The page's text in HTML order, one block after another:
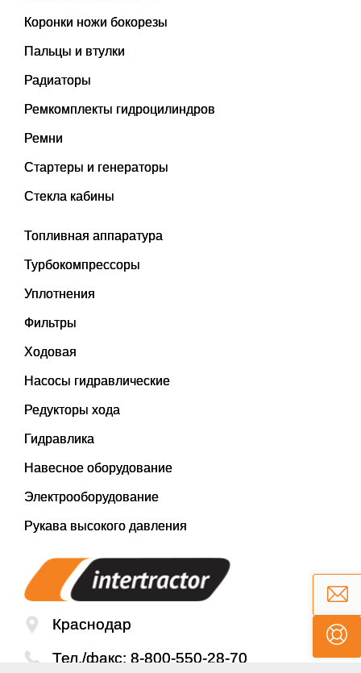
Коронки ножи бокорезы
Пальцы и втулки
Радиаторы
Ремкомплекты гидроцилиндров
Ремни
Стартеры и генераторы
Стекла кабины
Топливная аппаратура
Турбокомпрессоры
Уплотнения
Фильтры
Ходовая
Насосы гидравлические
Редукторы хода
Гидравлика
Навесное оборудование
Электрооборудование
Рукава высокого давления
Краснодар
Тел./факс: 8-800-550-28-70